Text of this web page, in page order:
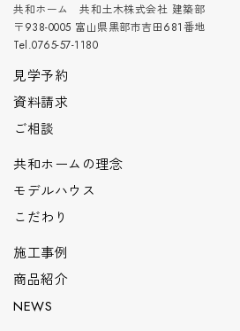
共和ホーム 共和土木株式会社 建築部
〒938-0005 富山県黒部市吉田681番地
Tel.0765-57-1180
見学予約
資料請求
ご相談
共和ホームの理念
モデルハウス
こだわり
施工事例
商品紹介
NEWS